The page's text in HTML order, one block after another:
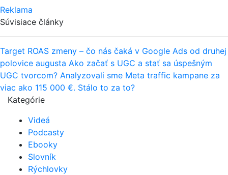
Reklama
Súvisiace články
Target ROAS zmeny – čo nás čaká v Google Ads od druhej
polovice augusta Ako začať s UGC a stať sa úspešným
UGC tvorcom? Analyzovali sme Meta traffic kampane za
viac ako 115 000 €. Stálo to za to?
Kategórie
Videá
Podcasty
Ebooky
Slovník
Rýchlovky